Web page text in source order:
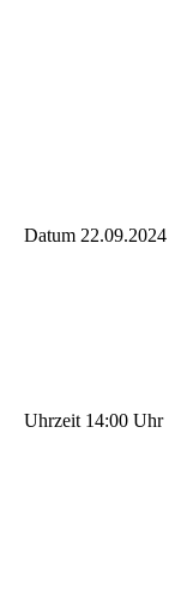
Datum 22.09.2024
Uhrzeit 14:00 Uhr